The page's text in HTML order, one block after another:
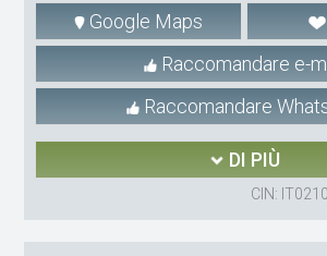
Google Maps
Raccomandare e-
Raccomandare
DI PIÙ
CIN: